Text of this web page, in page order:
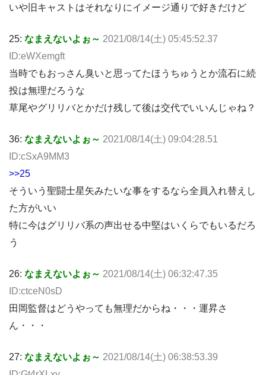
いや旧キャストはそれなりにイメージ通りで好きだけど
25: なまえないよぉ～ 2021/08/14(土) 05:45:52.37
ID:eWXemgft
当時でもおっさん臭いと思ってたほうちゅうとか流石に続
投は無理だろうな
草尾やグリリバとかだけ残して後は交代でいいんじゃね？
36: なまえないよぉ～ 2021/08/14(土) 09:04:28.51
ID:cSxA9MM3
>>25
そういう聖闘士星矢みたいな事をするなら全員入れ替えし
た方がいい
特に今はグリリバ系の声出せる中堅はいくらでもいるだろ
う
26: なまえないよぉ～ 2021/08/14(土) 06:32:47.35
ID:ctceN0sD
田岡監督はどうやっても無理だからね・・・運昇さ
ん・・・
27: なまえないよぉ～ 2021/08/14(土) 06:38:53.39